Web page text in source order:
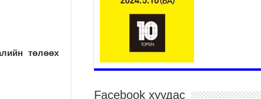
төлөөх
насанд хүрэгчдийн багийн харваагаар
үргэлжилж байна
2026 оны 7 сар 15 / 10 цаг 52 минут
Үндэсний их баяр наадмын хүчит бөхийн
барилдаан эхэллээ
2026 оны 7 сар 15 / 10 цаг 46 минут
Үндэсний хувцасны өдрийг тохиолдуулан
Facebook хуудас